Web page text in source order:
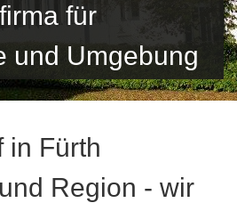
für
und Umgebung
in Fürth
Region - wir